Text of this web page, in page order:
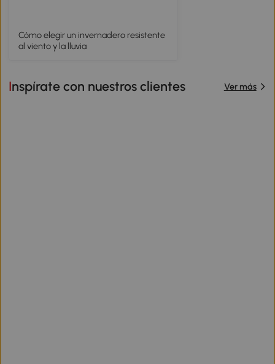
Cómo elegir un invernadero resistente
al viento y la lluvia
Inspírate con nuestros clientes Ver más